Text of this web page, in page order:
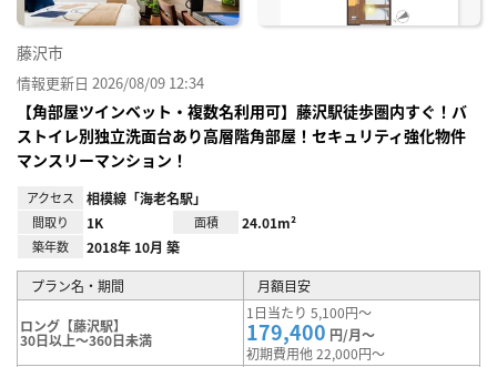
藤沢市
情報更新日 2026/08/09 12:34
【角部屋ツインベット・複数名利用可】藤沢駅徒歩圏内すぐ！バ
ストイレ別独立洗面台あり高層階角部屋！セキュリティ強化物件
マンスリーマンション！
アクセス 相模線「海老名駅」
間取り 1K 面積 24.01m²
築年数 2018年 10月 築
プラン名・期間 月額目安
ロング【藤沢駅】
30日以上～360日未満
1日当たり 5,100円～
179,400 円/月～
初期費用他 22,000円～